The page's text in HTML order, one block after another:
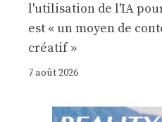
l'utilisation de l'IA
est « un moyen de
créatif »
7 août 2026